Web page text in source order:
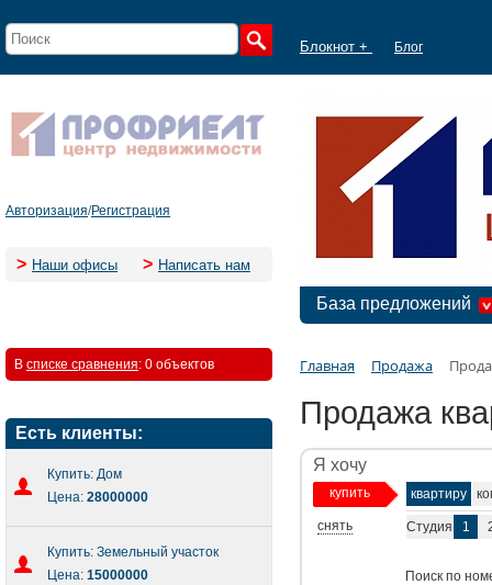
Блокнот + Блог
Авторизация/Регистрация
> Наши офисы > Написать нам
База предложений
В списке сравнения: 0 объектов
Есть клиенты:
Купить: Дом
Цена: 28000000
Купить: Земельный участок
Цена: 15000000
Главная Продажа
Продажа
Я хочу
купить
снять
квартиру
Студия 1
Поиск по